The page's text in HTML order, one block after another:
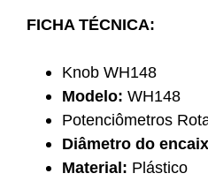
FICHA TÉCNICA:
Knob WH148
Modelo: WH148
Potenciômetros
Diâmetro do
Material: Plástico